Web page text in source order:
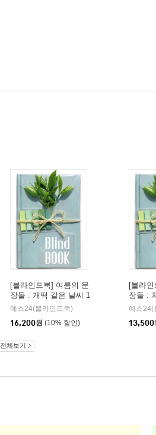
[블라인드북] 여름의 문
장들 : 개떡 같은 날씨 1
00번에 끝내주는 순간
가 용서되었던 날도 있
예스24(블라인드북)
16,200원 (10% 할인)
[블라
장들 :
이 초
예스24(
13,500
전체보기